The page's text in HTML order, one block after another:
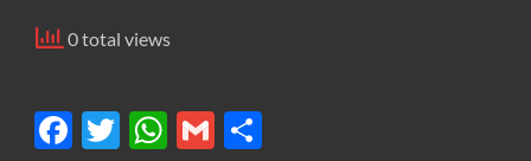
0 total views
F
T
W G